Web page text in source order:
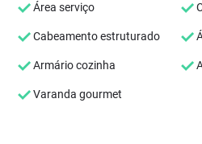
Área serviço
Cabeamento estruturado
Armário cozinha
Varanda gourmet